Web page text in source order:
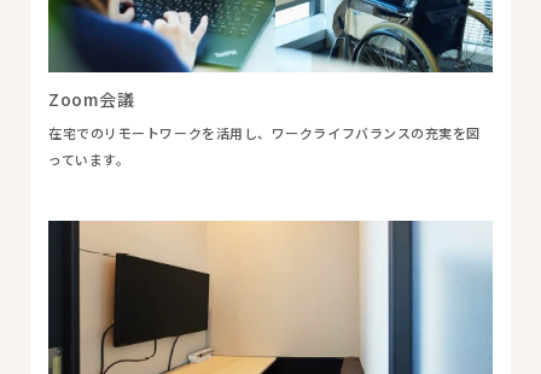
Zoom会議
在宅でのリモートワークを活用し、ワークライフバランスの充実を図
っています。